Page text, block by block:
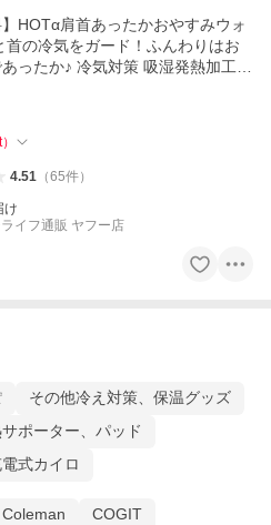
】HOTα肩首あったかおやすみウォ
首の冷気をガード！ふんわりはお
ったか♪ 冷気対策 吸湿発熱加工
）
4.51（65件）
け
イフ通販 ヤフー店
その他冷え対策、保温グッズ
ポーター、パッド
式カイロ
Coleman
COGIT